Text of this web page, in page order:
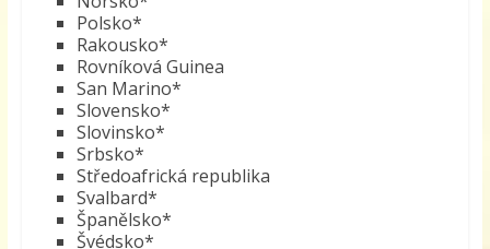
Polsko*
Rakousko*
Rovníková Guinea
San Marino*
Slovensko*
Slovinsko*
Srbsko*
Středoafrická republika
Svalbard*
Španělsko*
Švédsko*